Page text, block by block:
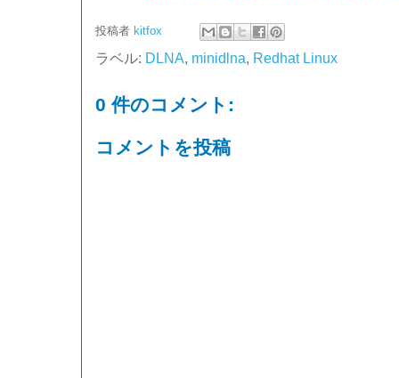
投稿者 kitfox
ラベル: DLNA, minidlna, Redhat Linux
0 件のコメント:
コメントを投稿